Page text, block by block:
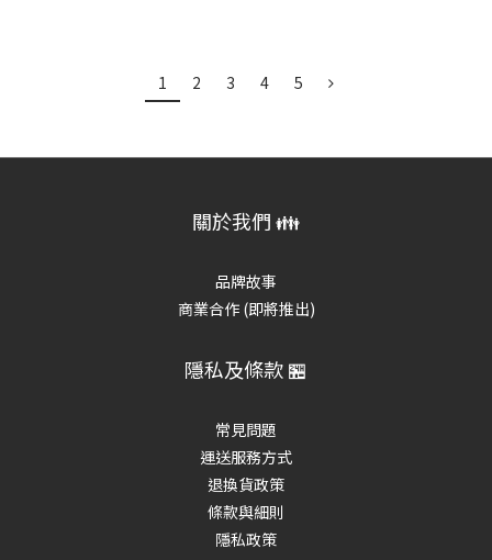
1 2 3 4 5
關於我們 👪
品牌故事
商業合作 (即將推出)
隱私及條款 🏪
常見問題
運送服務方式
退換貨政策
條款與細則
隱私政策